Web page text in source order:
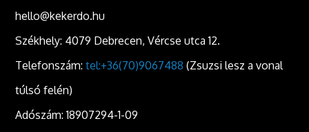
hello@kekerdo.hu
Székhely: 4079 Debrecen, Vércse utca 12.
Telefonszám:tel:+36(70)9067488 (Zsuzsi lesz a vonal
túlsó felén)
Adószám: 18907294-1-09